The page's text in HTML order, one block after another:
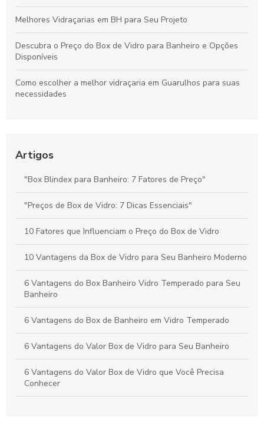
Melhores Vidraçarias em BH para Seu Projeto
Descubra o Preço do Box de Vidro para Banheiro e Opções
Disponíveis
Como escolher a melhor vidraçaria em Guarulhos para suas
necessidades
Vidro de Box: Como Escolher o Melhor para Seu Banheiro e
Vidros Jateados Transformam Ambientes com Estilo e
Privacidade
Artigos
"Box Blindex para Banheiro: 7 Fatores de Preço"
"Preços de Box de Vidro: 7 Dicas Essenciais"
10 Fatores que Influenciam o Preço do Box de Vidro
10 Vantagens da Box de Vidro para Seu Banheiro Moderno
6 Vantagens do Box Banheiro Vidro Temperado para Seu
Banheiro
6 Vantagens do Box de Banheiro em Vidro Temperado
6 Vantagens do Valor Box de Vidro para Seu Banheiro
6 Vantagens do Valor Box de Vidro que Você Precisa
Conhecer